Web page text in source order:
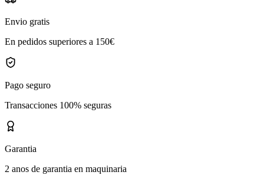
Envio gratis
En pedidos superiores a 150€
Pago seguro
Transacciones 100% seguras
Garantia
2 anos de garantia en maquinaria